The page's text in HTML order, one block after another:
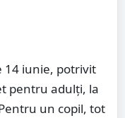
14 iunie, potrivit
pentru adulți, la
un copil, tot